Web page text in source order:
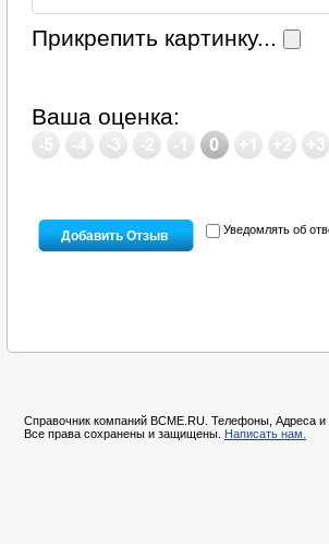
Прикрепить картинку...
Ваша оценка:
Уведомлять об
Справочник компаний BCME.RU. Телефоны, Адреса и
Все права сохранены и защищены. Написать нам.